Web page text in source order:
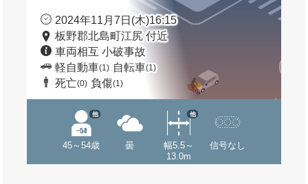
2024年11月7日(木)16:15
板野郡北島町江尻 付近
車両相互 小破事故
軽自動車(1) 自転車(1)
死亡(0) 負傷(1)
45～54歳
他
曇
幅5.5～
13.0m
他
信号なし